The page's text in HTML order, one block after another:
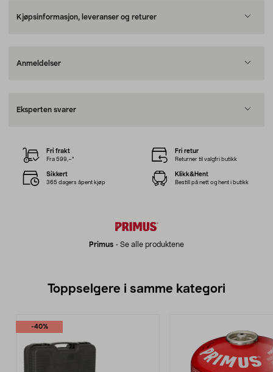
Kjøpsinformasjon, leveranser og returer
Anmeldelser
Eksperten svarer
Primus - Se alle produktene
Fri frakt
Fra 599,–*
Fri retur
Returner til valgfri butikk
Sikkert
365 dagers åpent kjøp
Klikk&Hent
Bestill på nett og hent i butikk
Toppselgere i samme kategori
-40%